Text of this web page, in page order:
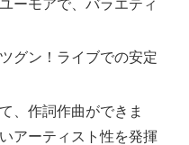
ーモアで、バラエティ
グン！ライブでの安定
、作詞作曲ができま
アーティスト性を発揮